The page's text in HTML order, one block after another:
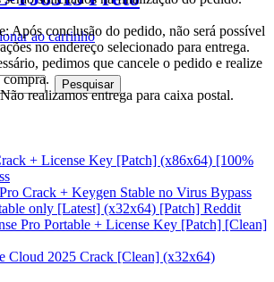
Após conclusão do pedido, não será possível
no endereço selecionado para entrega.
pedimos que cancele o pedido e realize
realizamos entrega para caixa postal.
ao carrinho
Pesquisar
+ License Key [Patch] (x86x64) [100%
Crack + Keygen Stable no Virus Bypass
only [Latest] (x32x64) [Patch] Reddit
Pro Portable + License Key [Patch] [Clean]
Cloud 2025 Crack [Clean] (x32x64)